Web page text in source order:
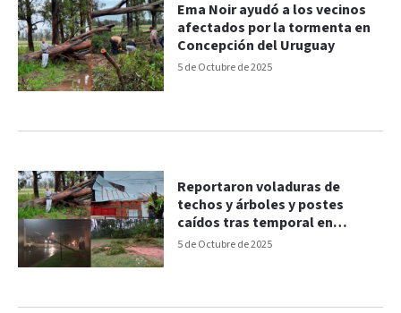
5 de Octubre de 2025
Ema Noir ayudó a los vecinos
afectados por la tormenta en
Concepción del Uruguay
5 de Octubre de 2025
Reportaron voladuras de
techos y árboles y postes
caídos tras temporal en
Concepción del Uruguay